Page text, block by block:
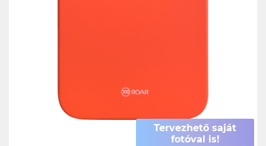
Tervezhető saját
fotóval is!